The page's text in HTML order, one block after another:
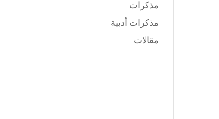
مذكرات
مذكرات أدبية
مقالات